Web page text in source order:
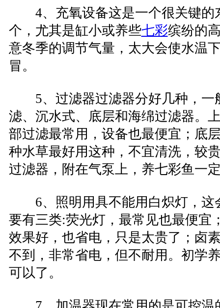
4、充氧设备这是一个很关键的
个，尤其是缸小或养些七彩缤纷的
意冬季的调节气量，太大会使水温
冒。
5、过滤器过滤器分好几种，一
滤、沉水式、底层和海绵过滤器。
部过滤最常用，设备也最便宜；底
种水草最好用这种，不宜清洗，较
过滤器，附在气泵上，养七彩鱼
6、照明用具不能用白炽灯，这
要有三类:荧光灯，最常见也最便宜
效果好，也省电，只是太贵了；卤
不到，非常省电，但不耐用。初学
可以了。